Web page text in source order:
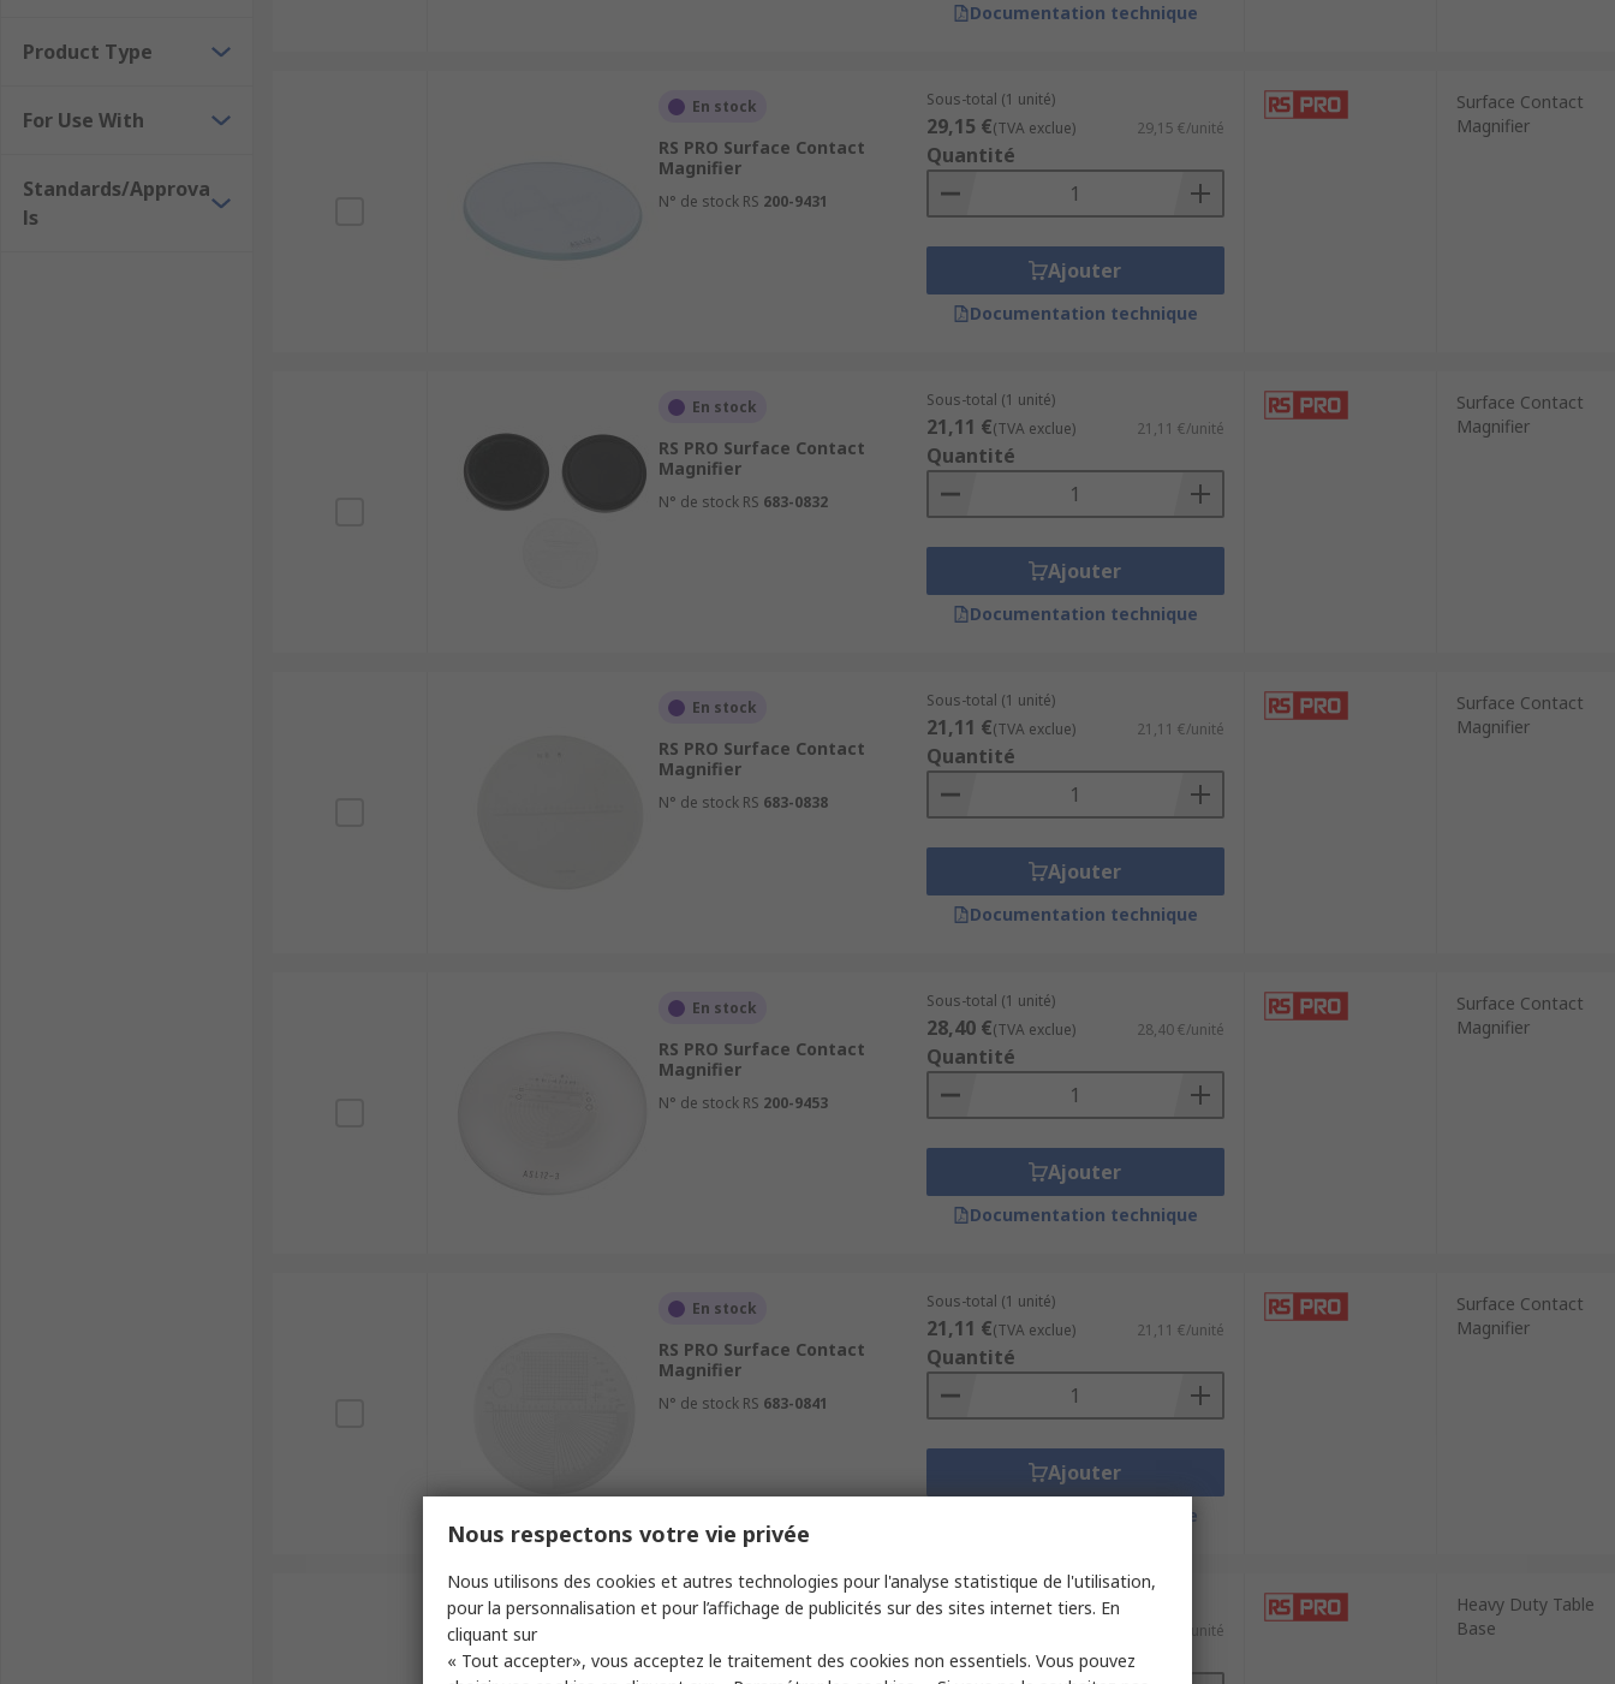
Product Type
For Use With
Standards/Approva
ls
Documentation technique
En stock
RS PRO Surface Contact
Magnifier
N° de stock RS 200-9431
Sous-total (1 unité)
29,15 €(TVA exclue) 29,15 €/unité
Quantité
Ajouter
Documentation technique
Surface Contact
Magnifier
En stock
RS PRO Surface Contact
Magnifier
N° de stock RS 683-0832
Sous-total (1 unité)
21,11 €(TVA exclue) 21,11 €/unité
Quantité
Ajouter
Documentation technique
Surface Contact
Magnifier
En stock
RS PRO Surface Contact
Magnifier
N° de stock RS 683-0838
Sous-total (1 unité)
21,11 €(TVA exclue) 21,11 €/unité
Quantité
Ajouter
Documentation technique
Surface Contact
Magnifier
En stock
RS PRO Surface Contact
Magnifier
N° de stock RS 200-9453
Sous-total (1 unité)
28,40 €(TVA exclue) 28,40 €/unité
Quantité
Ajouter
Documentation technique
Surface Contact
Magnifier
En stock
RS PRO Surface Contact
Magnifier
N° de stock RS 683-0841
Sous-total (1 unité)
21,11 €(TVA exclue) 21,11 €/unité
Quantité
Ajouter
Documentation technique
Surface Contact
Magnifier
Temporairement en rupture
RS PRO Heavy Duty Table Base
Sous-total (1 unité)
108,12 €/unité
Quantité
Heavy Duty Table
Base
Nous respectons votre vie privée
Nous utilisons des cookies et autres technologies pour l'analyse statistique de l'utilisation,
pour la personnalisation et pour l’affichage de publicités sur des sites internet tiers. En
cliquant sur
« Tout accepter», vous acceptez le traitement des cookies non essentiels. Vous pouvez